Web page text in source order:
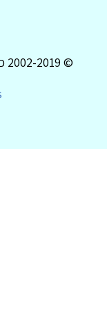
© 2002-2019 כל הזכויות שמורות לפסיכולוגיה עברית